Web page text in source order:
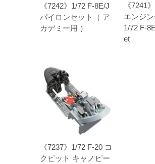
《7242》1/72 F-8E/J
パイロンセット（ ア
カデミー用 ）
《7241
エンジ
1/72 F-
et
《7237》1/72 F-20 コ
クピット キャノピー